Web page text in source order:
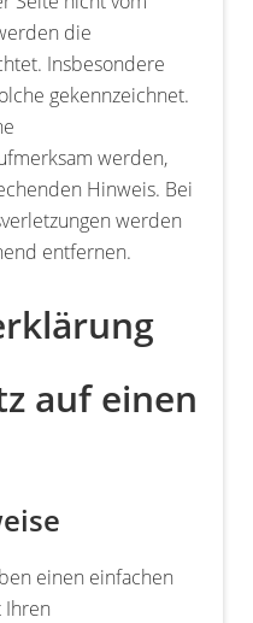
die
Insbesondere
gekennzeichnet.
werden,
Hinweis. Bei
werden
entfernen.
auf einen
einen einfachen